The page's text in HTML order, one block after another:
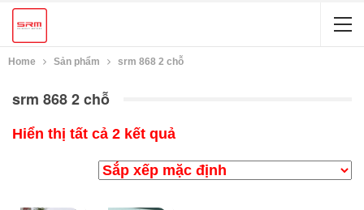
Home Sản phẩm srm 868 2 chỗ
srm 868 2 chỗ
Hiển thị tất cả 2 kết quả